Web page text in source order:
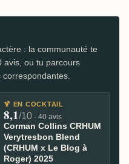
: la communauté te
avis, ou tu parcours
🍹 EN COCKTAIL
8,1/10 · 40 avis
Corman Collins CRHUM
Verytresbon Blend
(CRHUM x Le Blog à
Roger) 2025